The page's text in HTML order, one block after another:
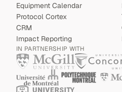
Equipment Calendar
Protocol Cortex
CRM
Impact Reporting
IN PARTNERSHIP WITH